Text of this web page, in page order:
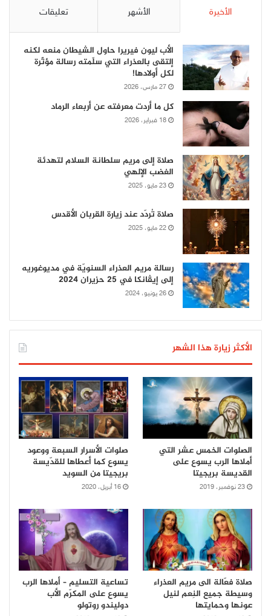
الأخيرة الأشهر تعليقات
الأب ليون فيريرا حاول الشيطان منعه لكنه
إلتقى بالعذراء التي سلّمته رسالة مؤثّرة
لكل أولادها!
27 مارس، 2026
كل ما أردت معرفته عن أربعاء الرماد
18 فبراير، 2026
صلاة إلى مريم سلطانة السلام لتهدئة
الغضب الإلهي
23 مايو، 2025
صلاة تُردّد عند زيارة القربان الأقدس
22 مايو، 2025
رسالة مريم العذراء السنويّة في مديوغوريه
إلى إيڤانكا في 25 حزيران 2024
26 يونيو، 2024
الأكثر زيارة هذا الشهر
الصلوات الخمس عشر التي
أملاها الرب يسوع على
القديسة بريجيتا
23 نوفمبر، 2019
صلوات الأسرار السبعة ووعود
يسوع كما أعطاها للقدّيسة
بريجيتا من السويد
16 أبريل، 2020
صلاة فعّالة الى مريم العذراء
وسيطة جميع النِعم لنيل
عونها وحمايتها
تساعية التسليم – أملاها الرب
يسوع على المكرّم الأب
دوليندو روتولو